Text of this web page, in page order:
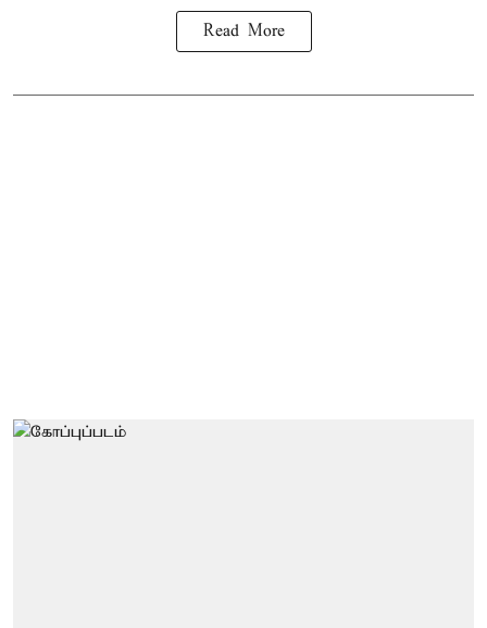
Read More